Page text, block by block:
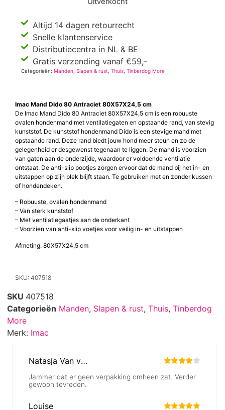
Altijd 14 dagen retourrecht
Snelle klantenservice
Distributiecentra in NL & BE
Gratis verzending vanaf €59,-
Categorieën:Manden ,Slapen & rust ,Thuis ,Tinberdog More
Imac Mand Dido 80 Antraciet 80X57X24,5 cm
De Imac Mand Dido 80 Antraciet 80X57X24,5 cm is een robuuste
ovalen hondenmand met ventilatiegaten en opstaande rand, van stevig
kunststof. De kunststof hondenmand Dido is een stevige mand met
opstaande rand. Deze rand biedt jouw hond meer steun en zo de
gelegenheid er desgewenst tegenaan te liggen. De mand is voorzien
van gaten aan de onderzijde, waardoor er voldoende ventilatie
ontstaat. De anti-slip pootjes zorgen ervoor dat de mand bij het in- en
uitstappen op zijn plek blijft staan. Te gebruiken met en zonder kussen
of hondendeken.
– Robuuste, ovalen hondenmand
– Van sterk kunststof
– Met ventilatiegaatjes aan de onderkant
– Voorzien van anti-slip voetjes voor veilig in- en uitstappen
Afmeting: 80X57X24,5 cm
SKU: 407518
SKU 407518
Categorieën Manden, Slapen & rust, Thuis, Tinberdog
More
Merk: Imac